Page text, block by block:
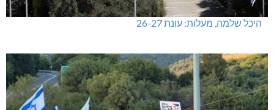
היכל שלמה, מעלות: עונת 26-27